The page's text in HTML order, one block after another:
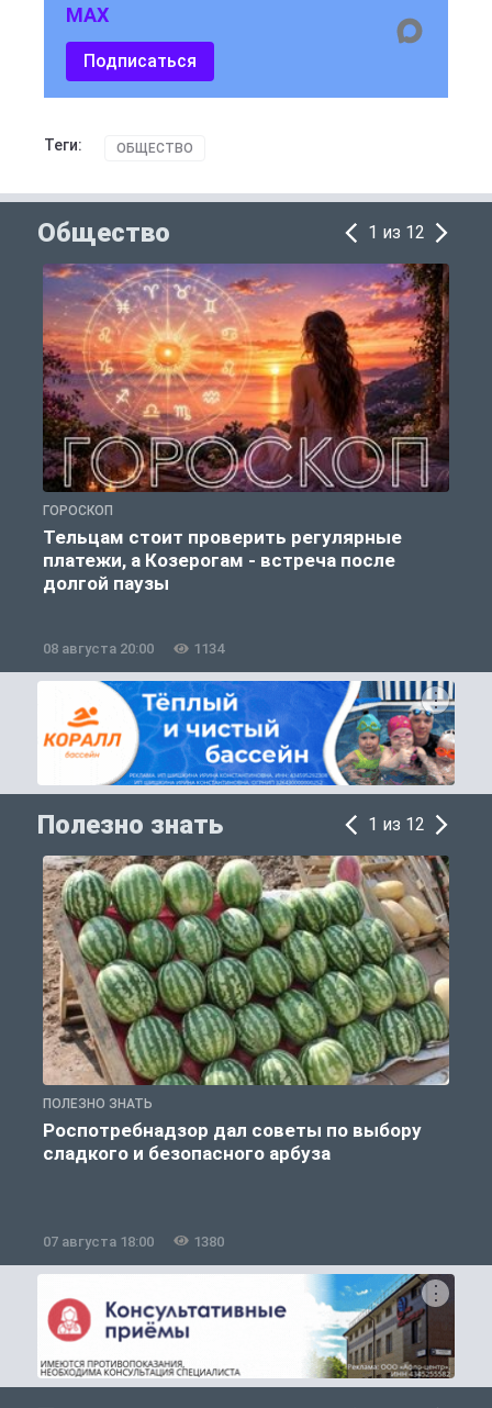
MAX
Подписаться
Теги: ОБЩЕСТВО
Общество 1 из 12
ГОРОСКОП
Тельцам стоит проверить регулярные
платежи, а Козерогам - встреча после
долгой паузы
08 августа 20:00 1134
Полезно знать 1 из 12
ПОЛЕЗНО ЗНАТЬ
Роспотребнадзор дал советы по выбору
сладкого и безопасного арбуза
07 августа 18:00 1380